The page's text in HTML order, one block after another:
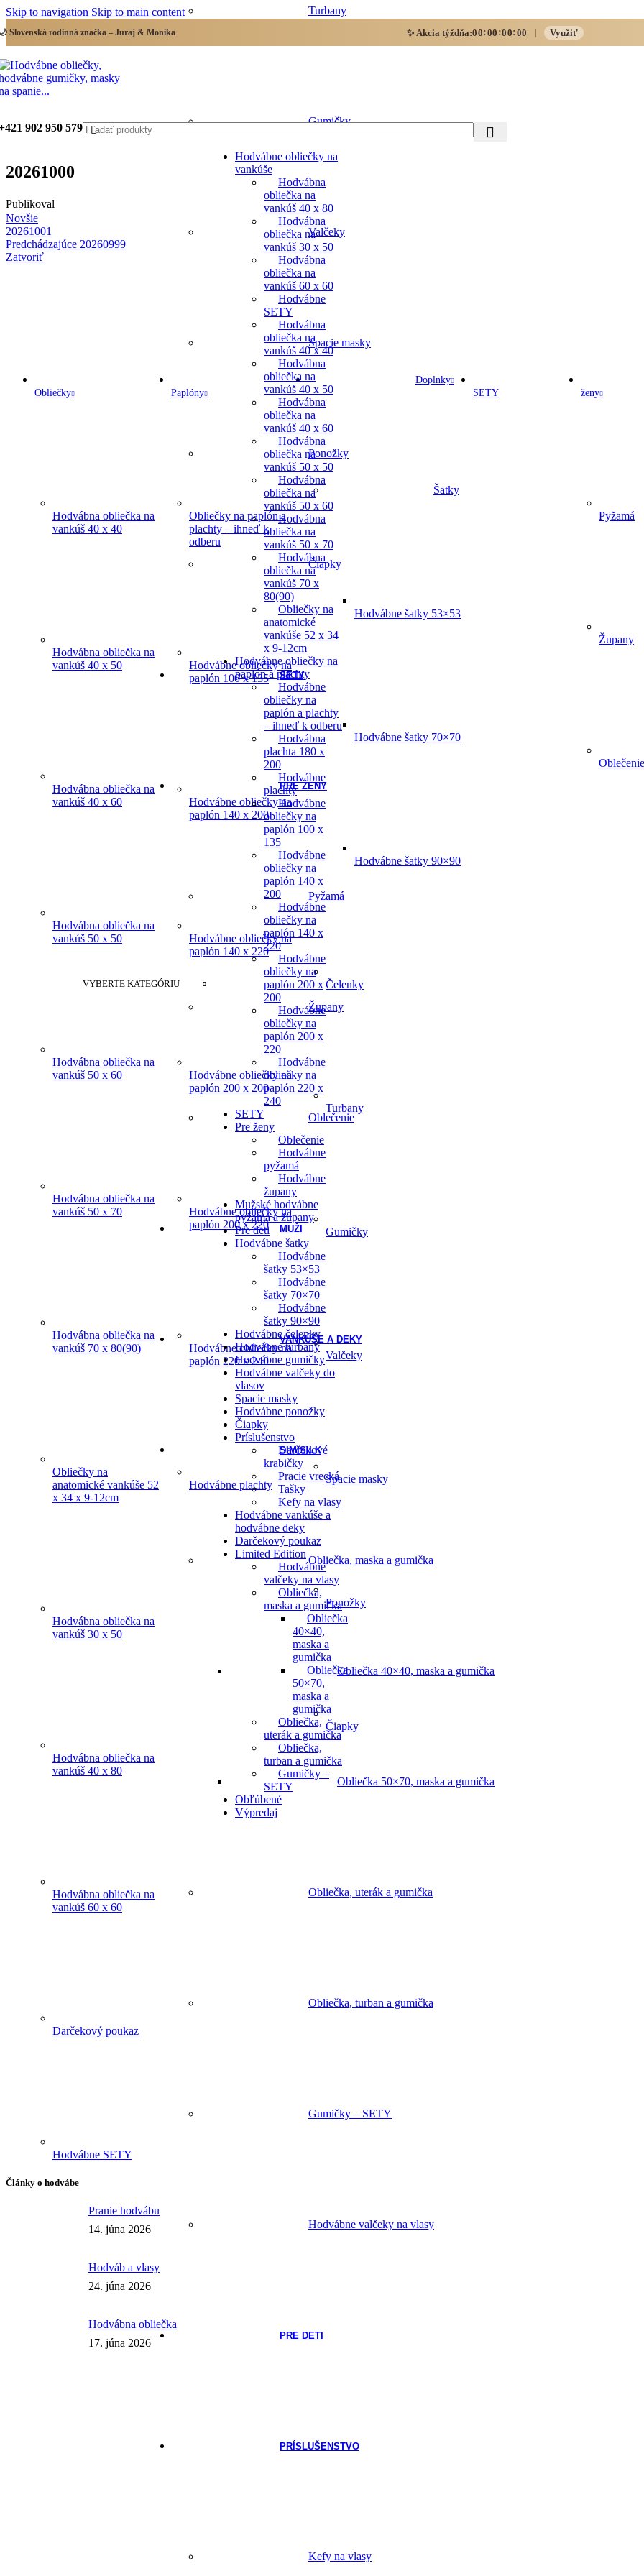
Skip to navigation Skip to main content
Slovenská rodinná značka – Juraj & Monika ✨ Akcia týždňa:00:00 :00:00 Využiť
Turbany
Gumičky
Valčeky
Spacie masky
Ponožky
Čiapky
SETY
PRE ŽENY
Pyžamá
Župany
Oblečenie
MUŽI
VANKÚŠE A DEKY
SIMISILK
Obliečka, maska a gumička
Obliečka 40×40, maska a gumička
Obliečka 50×70, maska a gumička
Obliečka, uterák a gumička
Obliečka, turban a gumička
Gumičky – SETY
Hodvábne valčeky na vlasy
PRE DETI
PRÍSLUŠENSTVO
Kefy na vlasy
902 950 579
VYBERTE KATEGÓRIU
Hodvábne obliečky na
vankúše
Hodvábna
obliečka na
vankúš 40 x 80
Hodvábna
obliečka na
vankúš 30 x 50
Hodvábna
obliečka na
vankúš 60 x 60
Hodvábne
SETY
Hodvábna
obliečka na
vankúš 40 x 40
Hodvábna
obliečka na
vankúš 40 x 50
Hodvábna
obliečka na
vankúš 40 x 60
Hodvábna
obliečka na
vankúš 50 x 50
Hodvábna
obliečka na
vankúš 50 x 60
Hodvábna
obliečka na
vankúš 50 x 70
Hodvábna
obliečka na
vankúš 70 x
80(90)
Obliečky na
anatomické
vankúše 52 x 34
x 9-12cm
Hodvábne obliečky na
paplón a plachty
Hodvábne
obliečky na
paplón a plachty
– ihneď k odberu
Hodvábna
plachta 180 x
200
Hodvábne
plachty
Hodvábne
obliečky na
paplón 100 x
135
Hodvábne
obliečky na
paplón 140 x
200
Hodvábne
obliečky na
paplón 140 x
220
Hodvábne
obliečky na
paplón 200 x
200
Hodvábne
obliečky na
paplón 200 x
220
Hodvábne
obliečky na
paplón 220 x
240
SETY
Pre ženy
Oblečenie
Hodvábne
pyžamá
Hodvábne
župany
Mužské hodvábne
pyžamá a župany
Pre deti
Hodvábne šatky
Hodvábne
šatky 53×53
Hodvábne
šatky 70×70
Hodvábne
šatky 90×90
Hodvábne čelenky
Hodvábne turbany
Hodvábne gumičky
Hodvábne valčeky do
vlasov
Spacie masky
Hodvábne ponožky
Čiapky
Príslušenstvo
Darčekové
krabičky
Pracie vrecká
Tašky
Kefy na vlasy
Hodvábne vankúše a
hodvábne deky
Darčekový poukaz
Limited Edition
Hodvábne
valčeky na vlasy
Obliečka,
maska a gumička
Obliečka
40×40,
maska a
gumička
Obliečka
50×70,
maska a
gumička
Obliečka,
uterák a gumička
Obliečka,
turban a gumička
Gumičky –
SETY
Obľúbené
Výpredaj
20261000
Publikoval
Novšie
20261001
Predchádzajúce 20260999
Zatvoriť
Obliečky
Hodvábna obliečka na
vankúš 40 x 40
Hodvábna obliečka na
vankúš 40 x 50
Hodvábna obliečka na
vankúš 40 x 60
Hodvábna obliečka na
vankúš 50 x 50
Hodvábna obliečka na
vankúš 50 x 60
Hodvábna obliečka na
vankúš 50 x 70
Hodvábna obliečka na
vankúš 70 x 80(90)
Obliečky na
anatomické vankúše 52
x 34 x 9-12cm
Hodvábna obliečka na
vankúš 30 x 50
Hodvábna obliečka na
vankúš 40 x 80
Hodvábna obliečka na
vankúš 60 x 60
Darčekový poukaz
Hodvábne SETY
Paplóny
Obliečky na paplón a
plachty – ihneď k
odberu
Hodvábne obliečky na
paplón 100 x 135
Hodvábne obliečky na
paplón 140 x 200
Hodvábne obliečky na
paplón 140 x 220
Hodvábne obliečky na
paplón 200 x 200
Hodvábne obliečky na
paplón 200 x 220
Hodvábne obliečky na
paplón 220 x 240
Hodvábne plachty
Doplnky
Šatky
Hodvábne šatky 53×53
Hodvábne šatky 70×70
Hodvábne šatky 90×90
Čelenky
Turbany
Gumičky
Valčeky
Spacie masky
Ponožky
Čiapky
SETY
ženy
Pyžamá
Župany
Oblečenie
Články o hodvábe
Pranie hodvábu
14. júna 2026
Hodváb a vlasy
24. júna 2026
Hodvábna obliečka
17. júna 2026